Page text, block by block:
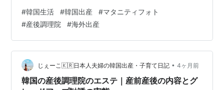
マタニティフォトを検討されている方の参考になれば幸
いです。 ※記事の後半でマタニティフォトの写真が出て
きます。苦手な方はご注意ください。 マタニティフォト
を撮ったきっかけ 韓国のマタニティフォト文化 韓国のマ
タニティフォトの料金相場 撮影スタジオについて 撮影日
時の予約 撮影前の注意事項 撮…
#韓国生活 #韓国出産 #マタニティフォト
#産後調理院 #海外出産
じぇーこ🇰🇷日本人夫婦の韓国出産・子育て日記 • 4ヶ月前
韓国の産後調理院のエステ｜産前産後の内容とグ